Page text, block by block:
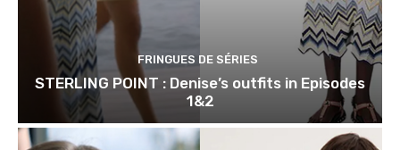
FRINGUES DE SÉRIES
STERLING POINT : Denise’s outfits in Episodes
1&2